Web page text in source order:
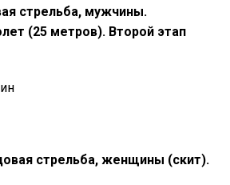
стрельба, мужчины.
(25 метров). Второй этап
стрельба, женщины (скит).